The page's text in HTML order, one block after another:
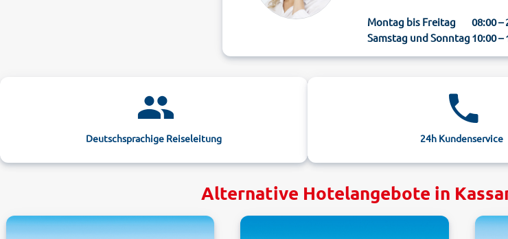
Montag bis Freitag
08:00 –
Samstag und Sonntag10:00 –
Deutschsprachige Reiseleitung 24h Kundenservice
Alternative Hotelangebote in